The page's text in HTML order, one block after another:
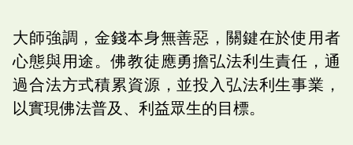
大師強調，金錢本身無善惡，關鍵在於使用者
心態與用途。佛教徒應勇擔弘法利生責任，通
過合法方式積累資源，並投入弘法利生事業，
以實現佛法普及、利益眾生的目標。